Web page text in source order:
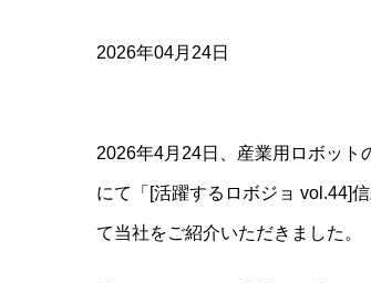
2026年04月24日
2026年4月24日、産業用ロボット
にて「[活躍するロボジョ vol.44]
て当社をご紹介いただきました。